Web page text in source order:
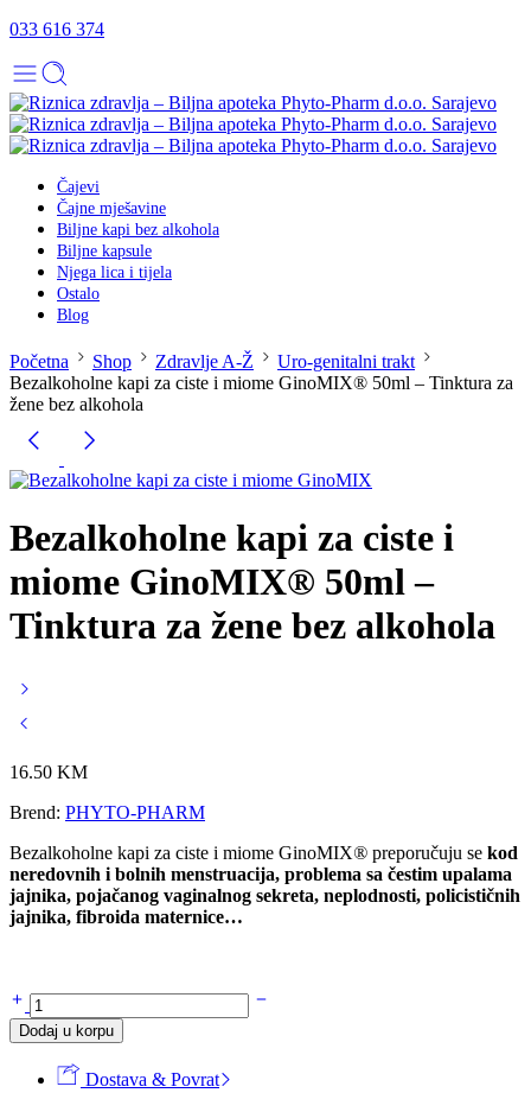
033 616 374
Čajevi
Čajne mješavine
Biljne kapi bez alkohola
Biljne kapsule
Njega lica i tijela
Ostalo
Blog
Početna Shop Zdravlje A-Ž
Uro-genitalni trakt
Bezalkoholne kapi za ciste i miome GinoMIX® 50ml – Tinktura za
žene bez alkohola
Bezalkoholne kapi za ciste i
miome GinoMIX® 50ml –
Tinktura za žene bez alkohola
16.50 KM
Brend: PHYTO-PHARM
Bezalkoholne kapi za ciste i miome GinoMIX® preporučuju se kod
neredovnih i bolnih menstruacija, problema sa čestim upalama
jajnika, pojačanog vaginalnog sekreta, neplodnosti, policističnih
jajnika, fibroida maternice…
Bezalkoholne
kapi
zaDodaj u korpu
Dostava & Povrat